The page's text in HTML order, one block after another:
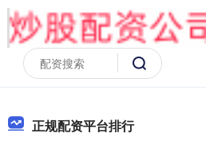
正规配资平台排行